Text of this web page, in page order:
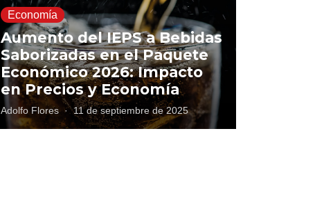
Economía
Aumento del IEPS a Bebidas
Saborizadas en el Paquete
Económico 2026: Impacto
en Precios y Economía
Adolfo Flores · 11 de septiembre de 2025